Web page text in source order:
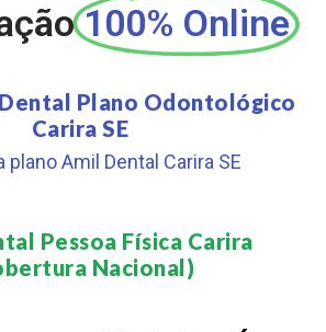
100% Online
Plano Odontológico
Carira SE
plano Amil Dental Carira SE
Pessoa Física Carira
Nacional)​